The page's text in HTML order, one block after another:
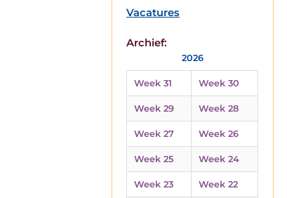
Vacatures
Archief:
2026
Week 31 Week 30
Week 29 Week 28
Week 27 Week 26
Week 25 Week 24
Week 23 Week 22